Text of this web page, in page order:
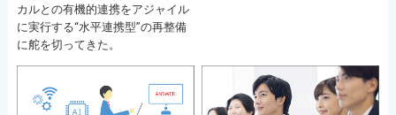
カルとの有機的連携をアジャイル
に実行する“水平連携型”の再整備
に舵を切ってきた。